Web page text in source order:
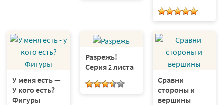
У меня есть —
У кого есть?
Фигуры
Разрежь!
Серия 2 листа
Сравни
стороны и
вершины